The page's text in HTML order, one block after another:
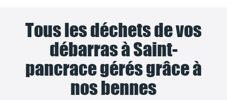
Tous les déchets de vos
débarras à Saint-
pancrace gérés grâce à
nos bennes